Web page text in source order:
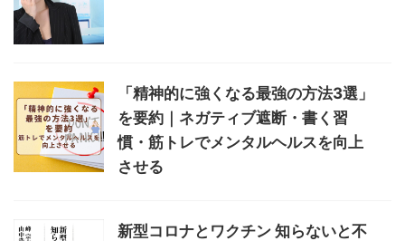
「精神的に強くなる最強の方法3選」
を要約｜ネガティブ遮断・書く習
慣・筋トレでメンタルヘルスを向上
させる
新型コロナとワクチン 知らないと不